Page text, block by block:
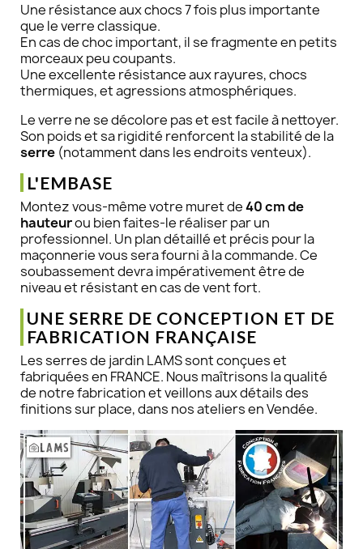
Une résistance aux chocs 7 fois plus importante
que le verre classique.
En cas de choc important, il se fragmente en petits
morceaux peu coupants.
Une excellente résistance aux rayures, chocs
thermiques, et agressions atmosphériques.
Le verre ne se décolore pas et est facile à nettoyer.
Son poids et sa rigidité renforcent la stabilité de la
serre (notamment dans les endroits venteux).
L'EMBASE
Montez vous-même votre muret de40 cm de
hauteurou bien faites-le réaliser par un
professionnel. Un plan détaillé et précis pour la
maçonnerie vous sera fourni à la commande. Ce
soubassement devra impérativement être de
niveau et résistant en cas de vent fort.
UNE SERRE DE CONCEPTION ET DE
FABRICATION FRANÇAISE
Les serres de jardin LAMS sont conçues et
fabriquées en FRANCE. Nous maîtrisons la qualité
de notre fabrication et veillons aux détails des
finitions sur place, dans nos ateliers en Vendée.